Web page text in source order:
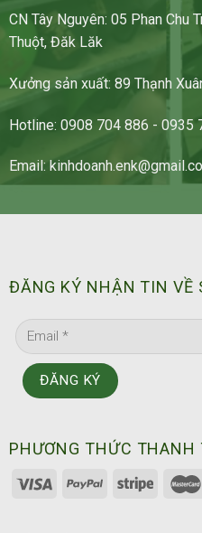
CN Tây Nguyên: 05 Phan Chu
Thuột, Đăk Lăk
Xưởng sản xuất: 89 Thạnh
Hotline: 0908 704 886 - 0935
Email:
ĐĂNG KÝ NHẬN TIN VỀ
PHƯƠNG THỨC THANH